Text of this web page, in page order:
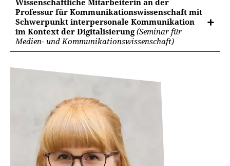
Wissenschaftliche Mitarbeiterin an der
Professur für Kommunikationswissenschaft mit
Schwerpunkt interpersonale Kommunikation
im Kontext der Digitalisierung(Seminar für
Medien- und Kommunikationswissenschaft)